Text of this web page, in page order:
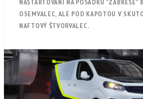
NAŠTARTOVANÍ NA POSÁDKU "ZABREŠE"
OSEMVALEC, ALE POD KAPOTOU V
NAFTOVÝ ŠTVORVALEC.